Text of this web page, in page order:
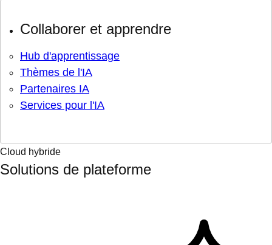
Collaborer et apprendre
Hub d'apprentissage
Thèmes de l'IA
Partenaires IA
Services pour l'IA
Cloud hybride
Solutions de plateforme